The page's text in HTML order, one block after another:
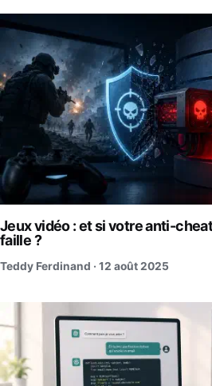
Jeux vidéo : et si votre anti-
faille ?
Teddy Ferdinand · 12 août 2025